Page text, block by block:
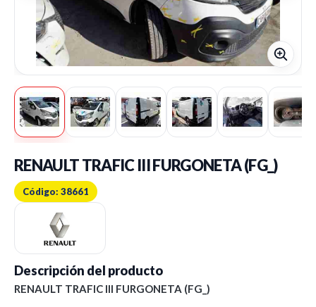
RENAULT TRAFIC III FURGONETA (FG_)
Código: 38661
Descripción del producto
RENAULT TRAFIC III FURGONETA (FG_)